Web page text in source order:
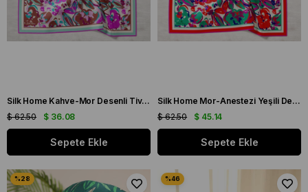
Silk Home Kahve-Mor Desenli Tivil İpek Eşarp 11405-23
$ 36.08
$ 62.50
Sepete Ekle
Silk Home Mor-Anestezi Yeşili Desenli Tivil İpek Eşarp 11405-04
$ 45.14
$ 62.50
Sepete Ekle